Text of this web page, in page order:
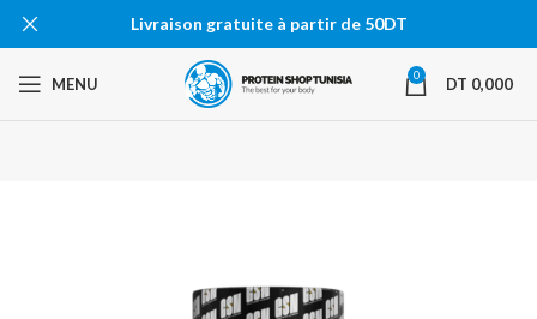
MENU 0 DT 0,000
Livraison gratuite à partir de 50DT